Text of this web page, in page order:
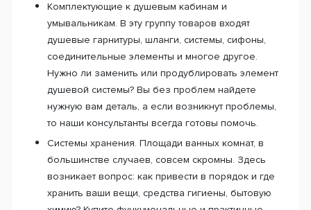
Комплектующие к душевым кабинам и
умывальникам. В эту группу товаров входят
душевые гарнитуры, шланги, системы, сифоны,
соединительные элементы и многое другое.
Нужно ли заменить или продублировать элемент
душевой системы? Вы без проблем найдете
нужную вам деталь, а если возникнут проблемы,
то наши консультанты всегда готовы помочь.
Системы хранения. Площади ванных комнат, в
большинстве случаев, совсем скромны. Здесь
возникает вопрос: как привести в порядок и где
хранить ваши вещи, средства гигиены, бытовую